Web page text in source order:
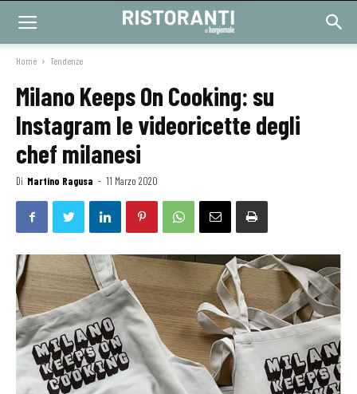
Home Tendenze
Milano Keeps On Cooking: su
Instagram le videoricette degli
chef milanesi
Di Martino Ragusa - 11 Marzo 2020